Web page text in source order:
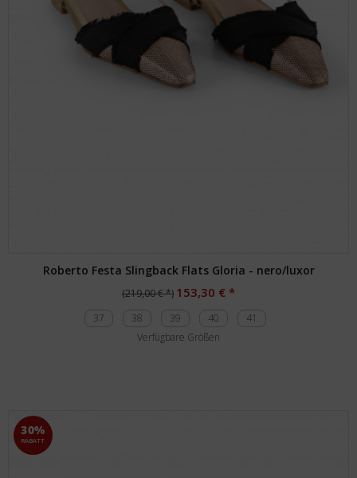
Roberto Festa Slingback Flats Gloria - nero/luxor
(219,00 € *) 153,30 € *
37 38 39 40
41
Verfügbare Größen
30%
RABATT